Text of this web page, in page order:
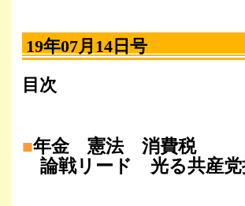
19年07月14日号
目次
■年金 憲法 消費税
論戦リード 光る共産党